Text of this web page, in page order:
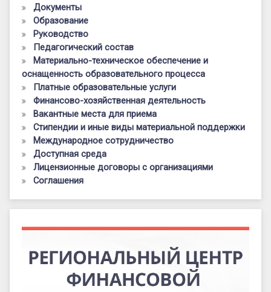
Документы
Образование
Руководство
Педагогический состав
Материально-техническое обеспечение и
оснащенность образовательного процесса
Платные образовательные услуги
Финансово-хозяйственная деятельность
Вакантные места для приема
Стипендии и иные виды материальной поддержки
Международное сотрудничество
Доступная среда
Лицензионные договоры с организациями
Соглашения